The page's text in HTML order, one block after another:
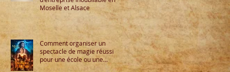
Moselle et Alsace
Comment organiser un
spectacle de magie réussi
pour une école ou une
mairie ?